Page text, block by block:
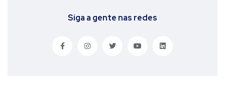
Siga a gente nas redes